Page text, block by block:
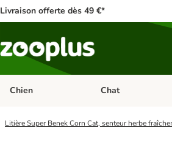
Livraison offerte dès 49 €*
Chien Dérouler les
Chat
Litière Super Benek Corn Cat, senteur herbe